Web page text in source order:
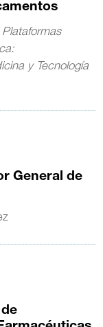
y Tecnología
General de